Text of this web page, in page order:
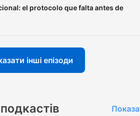
el protocolo que falta antes de
інші епізоди